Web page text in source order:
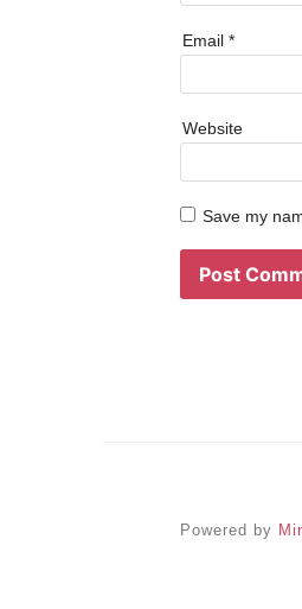
Email *
Website
Save my
Powered by